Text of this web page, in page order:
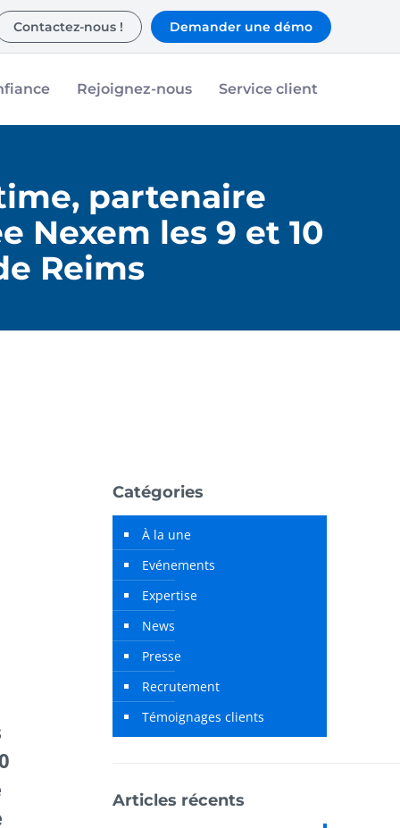
Contactez-nous ! Demander une démo
Rejoignez-nous Service client
partenaire
Nexem les 9 et 10
Reims
Catégories
À la une
Evénements
Expertise
News
Presse
Recrutement
Témoignages clients
Articles récents